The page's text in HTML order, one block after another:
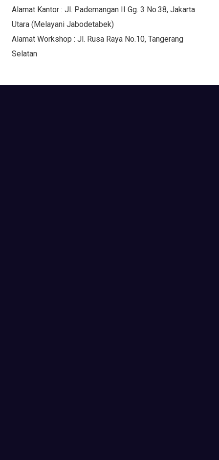
Alamat Kantor : Jl. Pademangan II Gg. 3 No.38, Jakarta
Utara (Melayani Jabodetabek)
Alamat Workshop : Jl. Rusa Raya No.10, Tangerang
Selatan